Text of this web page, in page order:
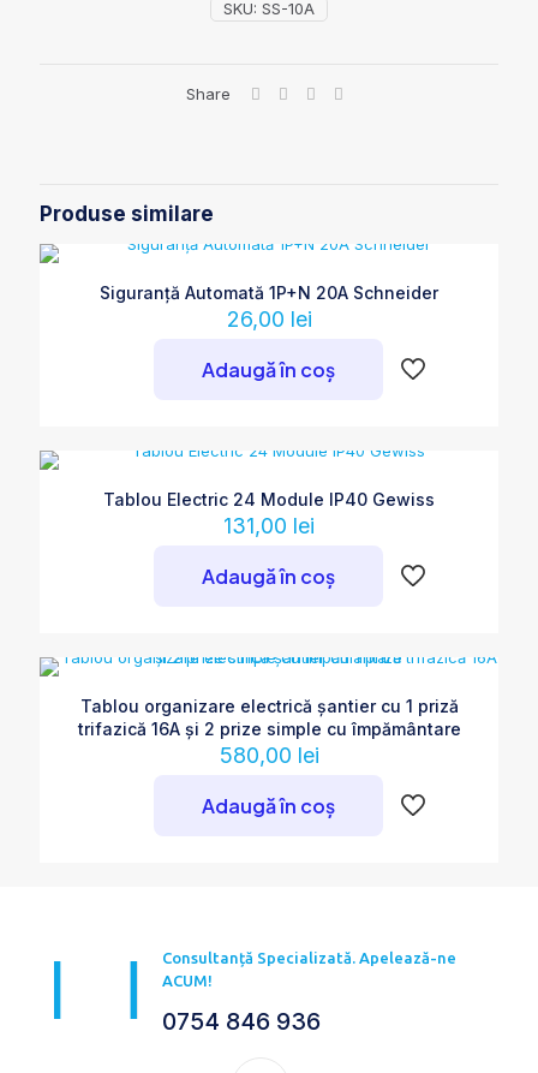
SKU: SS-10A
Share
Produse similare
Siguranță Automată 1P+N 20A Schneider
26,00 lei
Adaugă în coș
Tablou Electric 24 Module IP40 Gewiss
131,00 lei
Adaugă în coș
Tablou organizare electrică șantier cu 1 priză
trifazică 16A și 2 prize simple cu împământare
580,00 lei
Adaugă în coș
Consultanță Specializată. Apelează-ne
ACUM!
0754 846 936